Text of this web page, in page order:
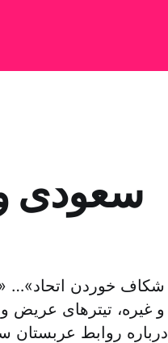
سعودی و
و غیره، تیترهای
درباره روابط عربستان